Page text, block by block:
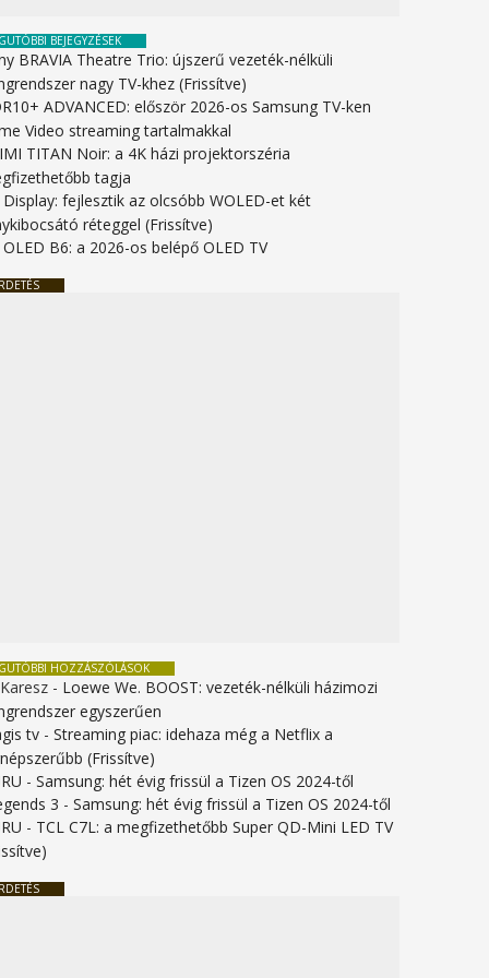
BEJEGYZÉSEK
BRAVIA Theatre Trio: újszerű vezeték-nélküli
nagy TV-khez (Frissítve)
ADVANCED: először 2026-os Samsung TV-ken
Video streaming tartalmakkal
TITAN Noir: a 4K házi projektorszéria
tagja
Display: fejlesztik az olcsóbb WOLED-et két
réteggel (Frissítve)
OLED B6: a 2026-os belépő OLED TV
HOZZÁSZÓLÁSOK
- Loewe We. BOOST: vezeték-nélküli házimozi
egyszerűen
tv -Streaming piac: idehaza még a Netflix a
(Frissítve)
-Samsung: hét évig frissül a Tizen OS 2024-től
3 -Samsung: hét évig frissül a Tizen OS 2024-től
- TCL C7L: a megfizethetőbb Super QD-Mini LED TV